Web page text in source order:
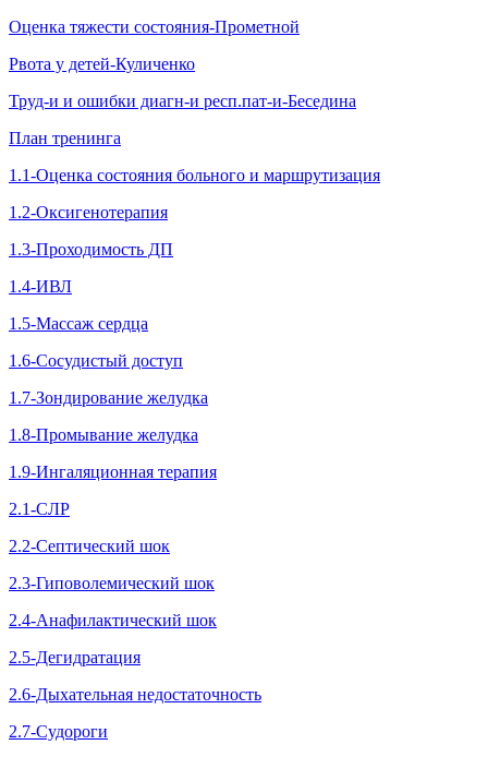
Оценка тяжести состояния-Прометной
Рвота у детей-Куличенко
Труд-и и ошибки диагн-и респ.пат-и-Беседина
План тренинга
1.1-Оценка состояния больного и маршрутизация
1.2-Оксигенотерапия
1.3-Проходимость ДП
1.4-ИВЛ
1.5-Массаж сердца
1.6-Сосудистый доступ
1.7-Зондирование желудка
1.8-Промывание желудка
1.9-Ингаляционная терапия
2.1-СЛР
2.2-Септический шок
2.3-Гиповолемический шок
2.4-Анафилактический шок
2.5-Дегидратация
2.6-Дыхательная недостаточность
2.7-Судороги